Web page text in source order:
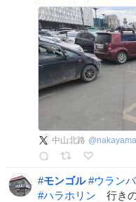
中山北路 @
#モンゴル #ウラン
#ハラホリン 行き